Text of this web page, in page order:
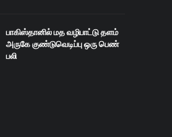
பாகிஸ்தானில் மத வழிபாட்டு தளம்
அருகே குண்டுவெடிப்பு ஒரு பெண்
பலி